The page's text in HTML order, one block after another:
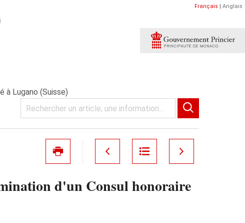
Français | Anglais
à Lugano (Suisse)
d'un Consul honoraire